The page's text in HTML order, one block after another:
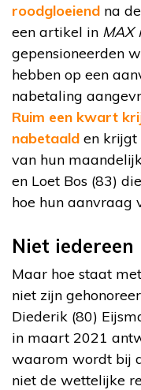
roodgloeiend na
een artikel in MAX
gepensioneerden
hebben op een
nabetaling
Ruim een kwart
nabetaald en krijgt
van hun
en Loet Bos (83)
hoe hun aanvraag
Niet
Maar hoe staat
niet zijn
Diederik (80)
in maart 2021
waarom wordt bij
niet de wettelijke